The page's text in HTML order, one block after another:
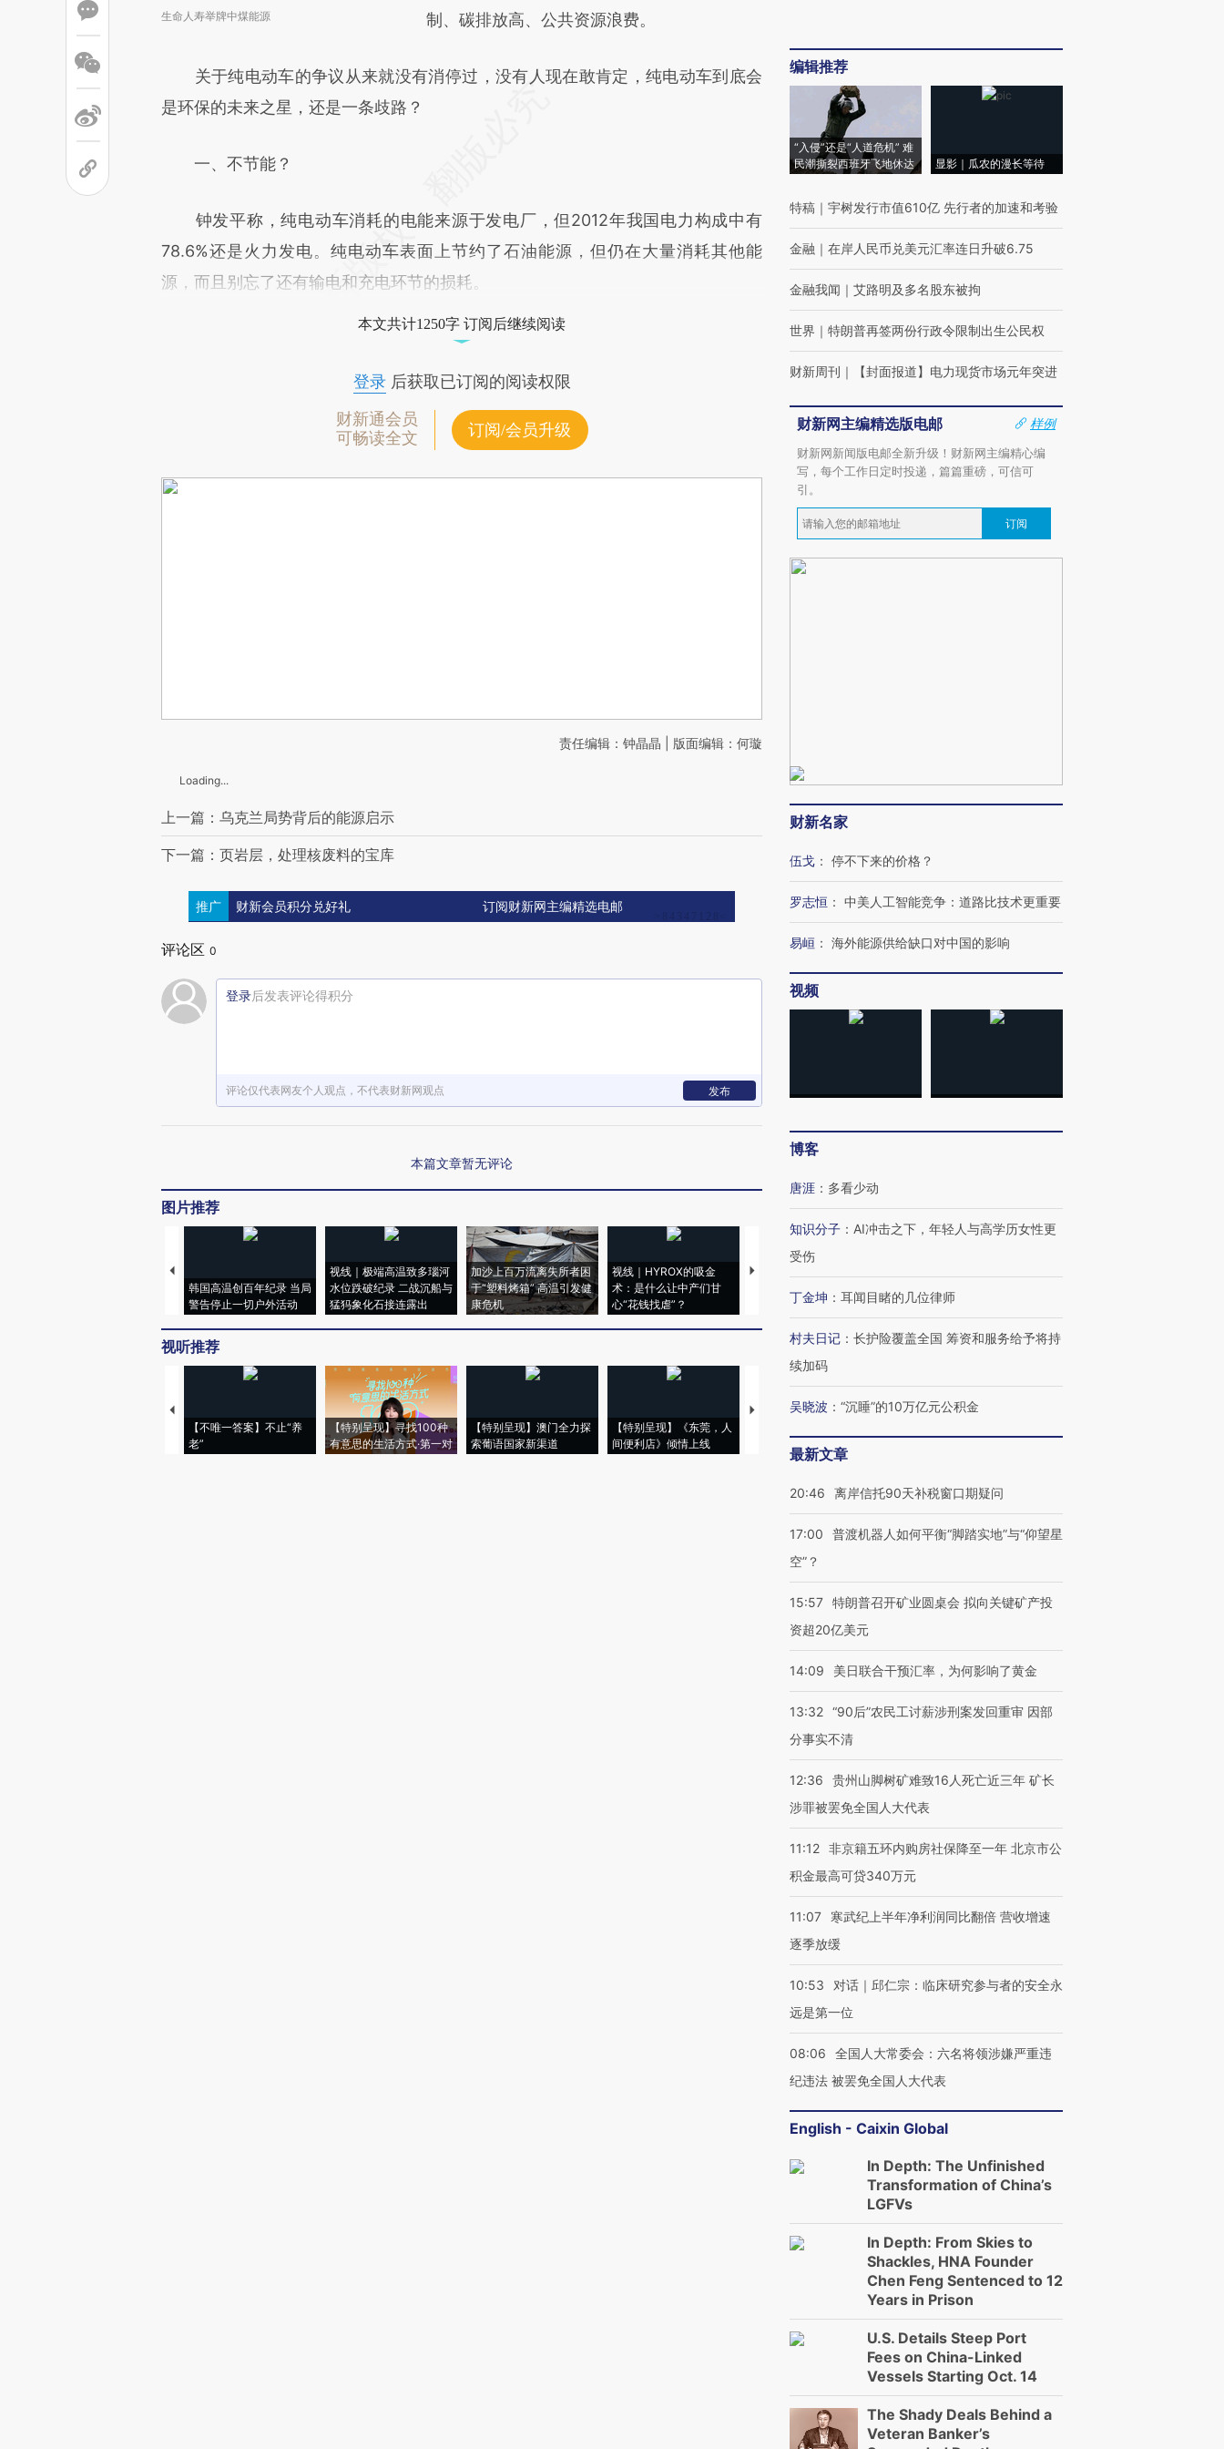
生命人寿举牌中煤能源 制、碳排放高、公共资源浪费。
关于纯电动车的争议从来就没有消停过，没有人现在敢肯定，纯电动车到底会
是环保的未来之星，还是一条歧路？
一、不节能？
钟发平称，纯电动车消耗的电能来源于发电厂，但2012年我国电力构成中有
78.6%还是火力发电。纯电动车表面上节约了石油能源，但仍在大量消耗其他能
源，而且别忘了还有输电和充电环节的损耗。
本文共计1250字 订阅后继续阅读
登录后获取已订阅的阅读权限
财新通会员
可畅读全文
订阅/会员升级
责任编辑：钟晶晶 | 版面编辑：何璇
Loading...
上一篇：乌克兰局势背后的能源启示
下一篇：页岩层，处理核废料的宝库
推广 财新会员积分兑好礼 订阅财新网主编精选电邮
评论区 0
登录后发表评论得积分
评论仅代表网友个人观点，不代表财新网观点 发布
本篇文章暂无评论
图片推荐
韩国高温创百年纪录 当局
警告停止一切户外活动
视线｜极端高温致多瑙河
水位跌破纪录 二战沉船与
猛犸象化石接连露出
加沙上百万流离失所者困
于“塑料烤箱” 高温引发健
康危机
视线｜HYROX的吸金
术：是什么让中产们甘
心“花钱找虐”？
马航飞行员跨国走私7万
粒摇头丸 尿检体内含3种
度Z世代 用街头抗争将教
育部长拱下台
视听推荐
【不唯一答案】不止“养
老”
【特别呈现】寻找100种
有意思的生活方式·第一对
【特别呈现】澳门全力探
索葡语国家新渠道
【特别呈现】《东莞，人
间便利店》倾情上线
【推广】走进第四届链博
编辑推荐
“入侵”还是“人道危机” 难
民潮撕裂西班牙飞地休达
显影｜瓜农的漫长等待
特稿 ｜ 宇树发行市值610亿 先行者的加速和考验
金融 ｜ 在岸人民币兑美元汇率连日升破6.75
金融我闻 ｜ 艾路明及多名股东被拘
世界 ｜ 特朗普再签两份行政令限制出生公民权
财新周刊 ｜ 【封面报道】电力现货市场元年突进
财新网主编精选版电邮
样例
财新网新闻版电邮全新升级！财新网主编精心编
写，每个工作日定时投递，篇篇重磅，可信可
引。
订阅
财新名家
伍戈 ： 停不下来的价格？
罗志恒 ： 中美人工智能竞争：道路比技术更重要
易峘 ： 海外能源供给缺口对中国的影响
视频
博客
唐涯 ： 多看少动
知识分子 ： AI冲击之下，年轻人与高学历女性更
受伤
丁金坤 ： 耳闻目睹的几位律师
村夫日记 ： 长护险覆盖全国 筹资和服务给予将持
续加码
吴晓波 ： “沉睡”的10万亿元公积金
最新文章
20:46 离岸信托90天补税窗口期疑问
17:00
普渡机器人如何平衡“脚踏实地”与“仰望星
空”？
15:57 特朗普召开矿业圆桌会 拟向关键矿产投
资超20亿美元
14:09 美日联合干预汇率，为何影响了黄金
13:32 “90后”农民工讨薪涉刑案发回重审 因部
分事实不清
12:36
贵州山脚树矿难致16人死亡近三年 矿长
涉罪被罢免全国人大代表
11:12 非京籍五环内购房社保降至一年 北京市公
积金最高可贷340万元
11:07
寒武纪上半年净利润同比翻倍 营收增速
逐季放缓
10:53
对话｜邱仁宗：临床研究参与者的安全永
远是第一位
08:06
全国人大常委会：六名将领涉嫌严重违
纪违法 被罢免全国人大代表
English - Caixin Global
In Depth: The Unfinished
Transformation of China’s
LGFVs
In Depth: From Skies to
Shackles, HNA Founder
Chen Feng Sentenced to 12
Years in Prison
U.S. Details Steep Port
Fees on China-Linked
Vessels Starting Oct. 14
The Shady Deals Behind a
Veteran Banker’s